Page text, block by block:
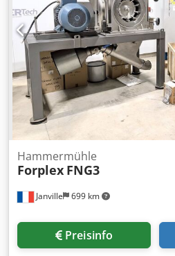
Janville 699 km
Hammermühle
Forplex FNG3
Preisinfo